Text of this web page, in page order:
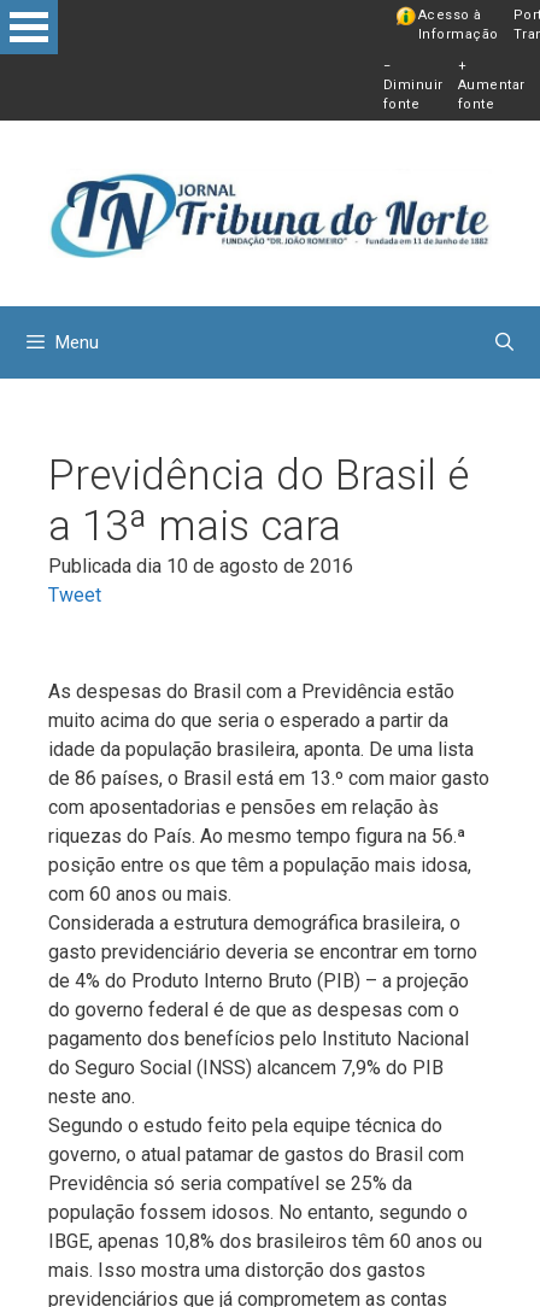
Pular
para
Acesso à
Informação
−
Diminuir
fonte
+
Aumentar
fonte
Menu
Previdência do Brasil é
a 13ª mais cara
Publicada dia 10 de agosto de 2016
Tweet
As despesas do Brasil com a Previdência estão
muito acima do que seria o esperado a partir da
idade da população brasileira, aponta. De uma lista
de 86 países, o Brasil está em 13.º com maior gasto
com aposentadorias e pensões em relação às
riquezas do País. Ao mesmo tempo figura na 56.ª
posição entre os que têm a população mais idosa,
com 60 anos ou mais.
Considerada a estrutura demográfica brasileira, o
gasto previdenciário deveria se encontrar em torno
de 4% do Produto Interno Bruto (PIB) – a projeção
do governo federal é de que as despesas com o
pagamento dos benefícios pelo Instituto Nacional
do Seguro Social (INSS) alcancem 7,9% do PIB
neste ano.
Segundo o estudo feito pela equipe técnica do
governo, o atual patamar de gastos do Brasil com
Previdência só seria compatível se 25% da
população fossem idosos. No entanto, segundo o
IBGE, apenas 10,8% dos brasileiros têm 60 anos ou
mais. Isso mostra uma distorção dos gastos
previdenciários que já comprometem as contas